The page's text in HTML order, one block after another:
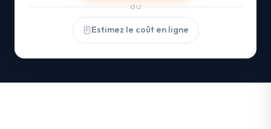
OU
Estimez le coût en ligne